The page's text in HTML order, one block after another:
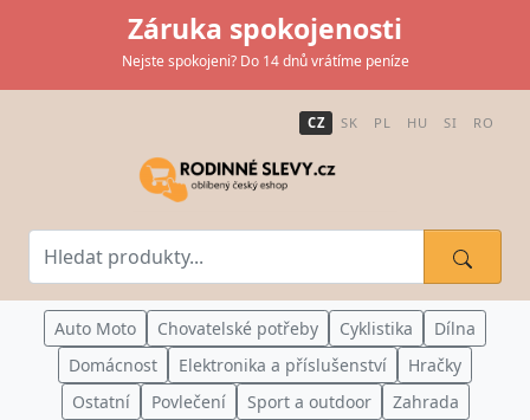
Záruka spokojenosti
Nejste spokojeni? Do 14 dnů vrátíme peníze
CZ SK PL HU SI RO
Auto Moto Chovatelské potřeby Cyklistika
Dílna
Domácnost
Elektronika a příslušenství
Hračky
Ostatní
Povlečení Sport a outdoor
Zahrada